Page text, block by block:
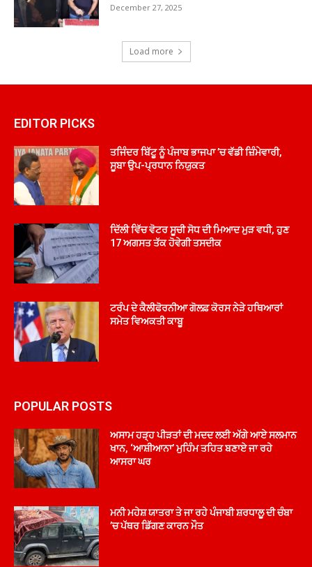
December 27, 2025
Load more
EDITOR PICKS
ਤਜਿੰਦਰ ਬਿੱਟੂ ਨੂੰ ਪੰਜਾਬ ਭਾਜਪਾ ’ਚ ਵੱਡੀ ਜ਼ਿੰਮੇਵਾਰੀ,
ਸੂਬਾ ਉਪ-ਪ੍ਰਧਾਨ ਨਿਯੁਕਤ
ਦਿੱਲੀ ਵਿੱਚ ਵੋਟਰ ਸੂਚੀ ਸੋਧ ਦੀ ਮਿਆਦ ਮੁੜ ਵਧੀ, ਹੁਣ
17 ਅਗਸਤ ਤੱਕ ਹੋਵੇਗੀ ਤਸਦੀਕ
ਟਰੰਪ ਦੇ ਕੈਲੀਫੋਰਨੀਆ ਗੋਲਫ਼ ਕੋਰਸ ਨੇੜੇ ਹਥਿਆਰਾਂ
ਸਮੇਤ ਵਿਅਕਤੀ ਕਾਬੂ
POPULAR POSTS
ਅਸਾਮ ਹੜ੍ਹ ਪੀੜਤਾਂ ਦੀ ਮਦਦ ਲਈ ਅੱਗੇ ਆਏ ਸਲਮਾਨ
ਖਾਨ, ‘ਆਸ਼ੀਆਨਾ’ ਮੁਹਿੰਮ ਤਹਿਤ ਬਣਾਏ ਜਾ ਰਹੇ
ਆਸਰਾ ਘਰ
ਮਨੀ ਮਹੇਸ਼ ਯਾਤਰਾ ਤੇ ਜਾ ਰਹੇ ਪੰਜਾਬੀ ਸ਼ਰਧਾਲੂ ਦੀ ਚੰਬਾ
’ਚ ਪੱਥਰ ਡਿੱਗਣ ਕਾਰਨ ਮੌਤ